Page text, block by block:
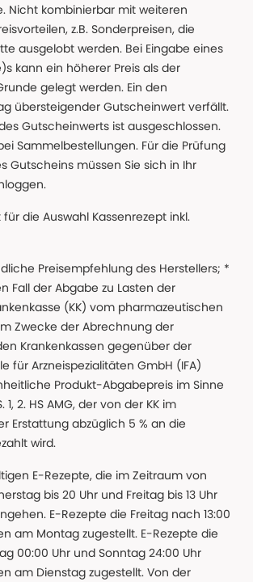
Nicht kombinierbar mit weiteren
z.B. Sonderpreisen, die
ausgelobt werden. Bei Eingabe eines
kann ein höherer Preis als der
gelegt werden. Ein den
übersteigender Gutscheinwert verfällt.
Gutscheinwerts ist ausgeschlossen.
Sammelbestellungen. Für die Prüfung
Gutscheins müssen Sie sich in Ihr
für die Auswahl Kassenrezept inkl.
Preisempfehlung des Herstellers; *
Fall der Abgabe zu Lasten der
(KK) vom pharmazeutischen
Zwecke der Abrechnung der
Krankenkassen gegenüber der
für Arzneispezialitäten GmbH (IFA)
Produkt-Abgabepreis im Sinne
1, 2. HS AMG, der von der KK im
Erstattung abzüglich 5 % an die
wird.
E-Rezepte, die im Zeitraum von
bis 20 Uhr und Freitag bis 13 Uhr
E-Rezepte die Freitag nach 13:00
am Montag zugestellt. E-Rezepte die
00:00 Uhr und Sonntag 24:00 Uhr
am Dienstag zugestellt. Von der